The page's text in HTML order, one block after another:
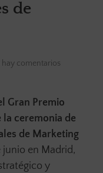
de
hay comentarios
Gran Premio
ceremonia de
de Marketing
en Madrid,
y